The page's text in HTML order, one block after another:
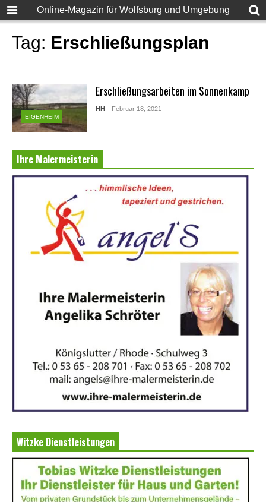
Online-Magazin für Wolfsburg und Umgebung
Tag: Erschließungsplan
EIGENHEIM
Erschließungsarbeiten im Sonnenkamp
HH - Februar 18, 2021
Ihre Malermeisterin
Witzke Dienstleistungen